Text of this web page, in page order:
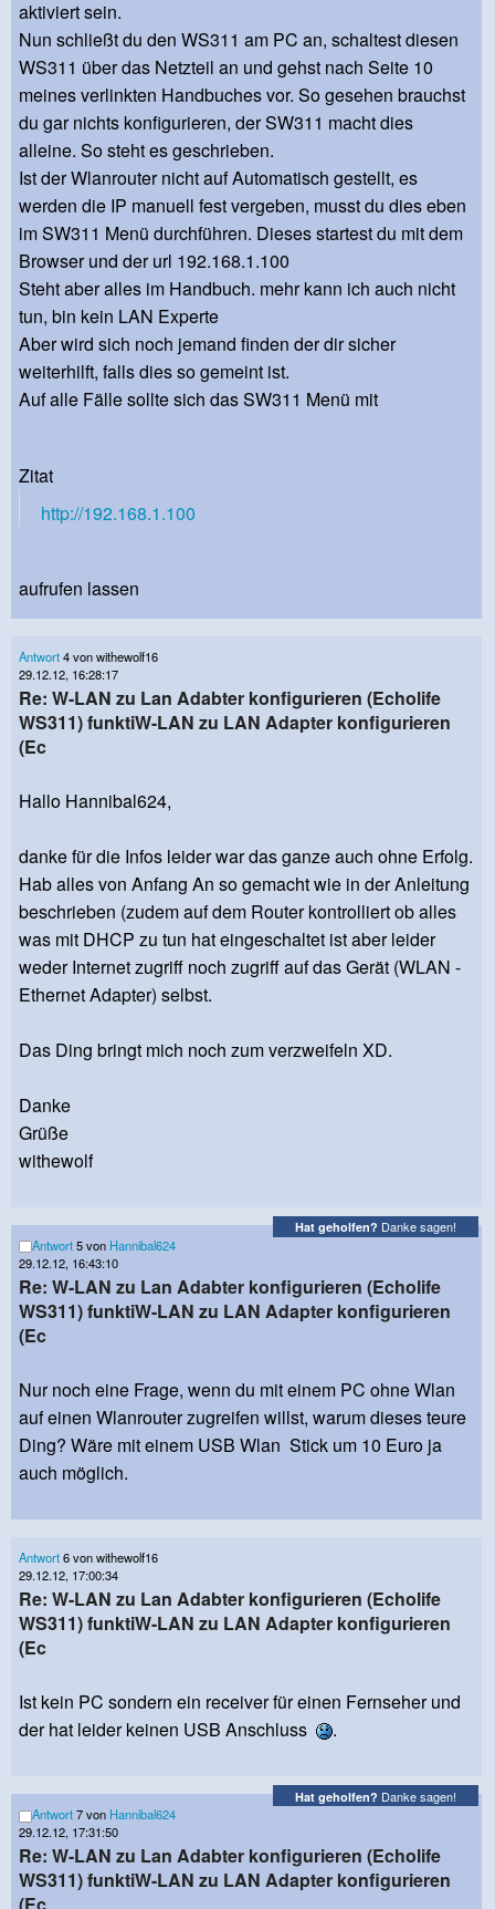
aktiviert sein.
Nun schließt du den WS311 am PC an, schaltest diesen
WS311 über das Netzteil an und gehst nach Seite 10
meines verlinkten Handbuches vor. So gesehen brauchst
du gar nichts konfigurieren, der SW311 macht dies
alleine. So steht es geschrieben.
Ist der Wlanrouter nicht auf Automatisch gestellt, es
werden die IP manuell fest vergeben, musst du dies eben
im SW311 Menü durchführen. Dieses startest du mit dem
Browser und der url 192.168.1.100
Steht aber alles im Handbuch. mehr kann ich auch nicht
tun, bin kein LAN Experte
Aber wird sich noch jemand finden der dir sicher
weiterhilft, falls dies so gemeint ist.
Auf alle Fälle sollte sich das SW311 Menü mit
Zitat
http://192.168.1.100
aufrufen lassen
Antwort4 von withewolf16
29.12.12, 16:28:17
Re: W-LAN zu Lan Adabter konfigurieren (Echolife
WS311) funktiW-LAN zu LAN Adapter konfigurieren
(Ec
Hallo Hannibal624,
danke für die Infos leider war das ganze auch ohne Erfolg.
Hab alles von Anfang An so gemacht wie in der Anleitung
beschrieben (zudem auf dem Router kontrolliert ob alles
was mit DHCP zu tun hat eingeschaltet ist aber leider
weder Internet zugriff noch zugriff auf das Gerät (WLAN -
Ethernet Adapter) selbst.
Das Ding bringt mich noch zum verzweifeln XD.
Danke
Grüße
withewolf
Hat geholfen? Danke sagen!
Antwort5 von Hannibal624
29.12.12, 16:43:10
Re: W-LAN zu Lan Adabter konfigurieren (Echolife
WS311) funktiW-LAN zu LAN Adapter konfigurieren
(Ec
Nur noch eine Frage, wenn du mit einem PC ohne Wlan
auf einen Wlanrouter zugreifen willst, warum dieses teure
Ding? Wäre mit einem USB Wlan Stick um 10 Euro ja
auch möglich.
Antwort6 von withewolf16
29.12.12, 17:00:34
Re: W-LAN zu Lan Adabter konfigurieren (Echolife
WS311) funktiW-LAN zu LAN Adapter konfigurieren
(Ec
Ist kein PC sondern ein receiver für einen Fernseher und
der hat leider keinen USB Anschluss
.
Hat geholfen? Danke sagen!
Antwort7 von Hannibal624
29.12.12, 17:31:50
Re: W-LAN zu Lan Adabter konfigurieren (Echolife
WS311) funktiW-LAN zu LAN Adapter konfigurieren